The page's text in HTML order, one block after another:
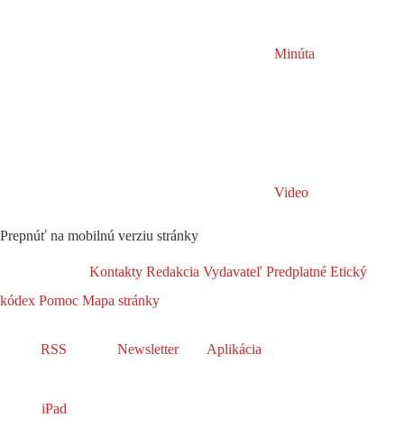
Minúta
Video
Prepnúť na mobilnú verziu stránky
Kontakty Redakcia Vydavateľ Predplatné Etický
kódex Pomoc Mapa stránky
RSS Newsletter Aplikácia
iPad